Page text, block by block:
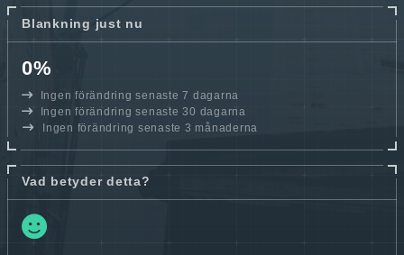
Blankning just nu
0%
Ingen förändring senaste 7 dagarna
Ingen förändring senaste 30 dagarna
Ingen förändring senaste 3 månaderna
Vad betyder detta?